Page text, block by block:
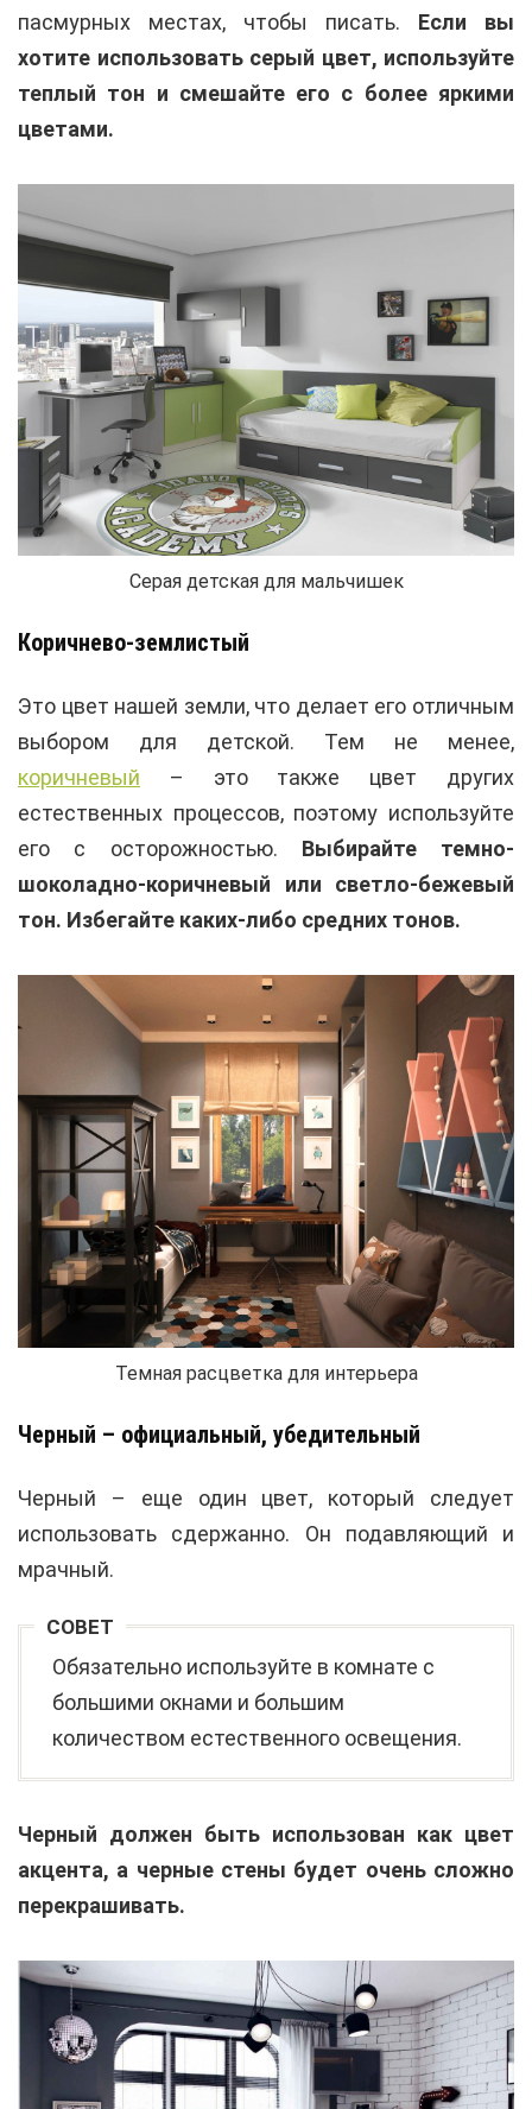
пасмурных местах, чтобы писать. Если вы
хотите использовать серый цвет, используйте
теплый тон и смешайте его с более яркими
цветами.
Серая детская для мальчишек
Коричнево-землистый
Это цвет нашей земли, что делает его отличным
выбором для детской. Тем не менее,
коричневый – это также цвет других
естественных процессов, поэтому используйте
его с осторожностью. Выбирайте темно-
шоколадно-коричневый или светло-бежевый
тон. Избегайте каких-либо средних тонов.
Темная расцветка для интерьера
Черный – официальный, убедительный
Черный – еще один цвет, который следует
использовать сдержанно. Он подавляющий и
мрачный.
СОВЕТ
Обязательно используйте в комнате с
большими окнами и большим
количеством естественного освещения.
Черный должен быть использован как цвет
акцента, а черные стены будет очень сложно
перекрашивать.